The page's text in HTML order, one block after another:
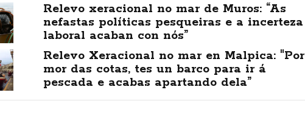
Relevo xeracional no mar de Muros: “As
nefastas políticas pesqueiras e a incerteza
laboral acaban con nós”
Relevo Xeracional no mar en Malpica: "Por
mor das cotas, tes un barco para ir á
pescada e acabas apartando dela”